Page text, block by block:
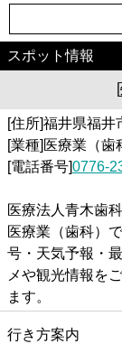
スポット情報
[住所]福井県福井
[業種]医療業（歯
[電話番号]0776-
医療法人青木歯
医療業（歯科）
号・天気予報・
メや観光情報を
ます。
行き方案内